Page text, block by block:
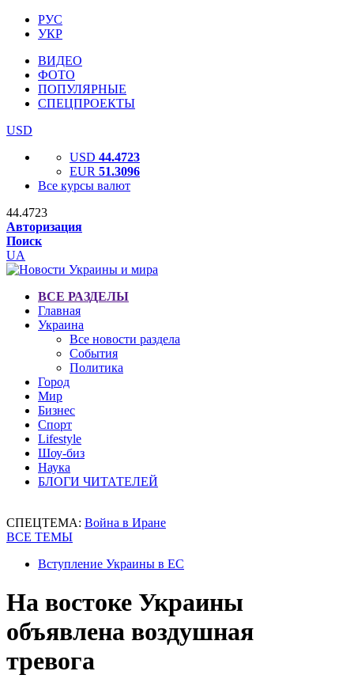
РУС
УКР
ВИДЕО
ФОТО
ПОПУЛЯРНЫЕ
СПЕЦПРОЕКТЫ
USD
USD 44.4723
EUR 51.3096
Все курсы валют
44.4723
Авторизация
Поиск
UA
ВСЕ РАЗДЕЛЫ
Главная
Украина
Все новости раздела
События
Политика
Город
Мир
Бизнес
Спорт
Lifestyle
Шоу-биз
Наука
БЛОГИ ЧИТАТЕЛЕЙ
СПЕЦТЕМА: Война в Иране
ВСЕ ТЕМЫ
Вступление Украины в ЕС
На востоке Украины
объявлена воздушная
тревога